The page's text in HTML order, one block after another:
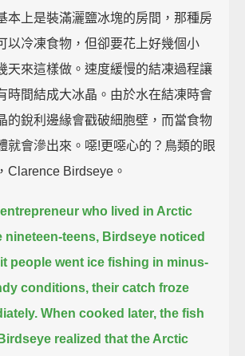
本上是裝滿灑鹽冰塊的房間，那種房
以冷凍食物，但卻要花上好幾個小
天來這樣做。速度緩慢的結凍過程讓
時間結成大冰晶。由於水在結凍時會
的銳利邊緣會戳破細胞壁，而當食物
就會滲出來。噁!更噁心的？鳥類的眼
Clarence Birdseye。
who lived in Arctic
nineteen-teens, Birdseye noticed
people went ice fishing in minus-
conditions, their catch froze
When cooked later, the fish
Birdseye realized that the Arctic